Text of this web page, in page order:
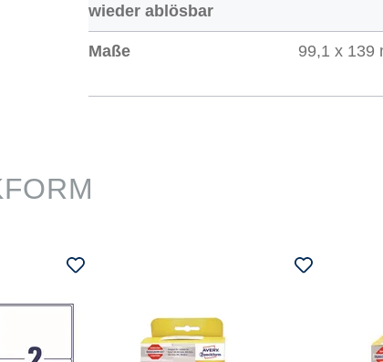
wieder ablösbar
Maße 99,1 x 139